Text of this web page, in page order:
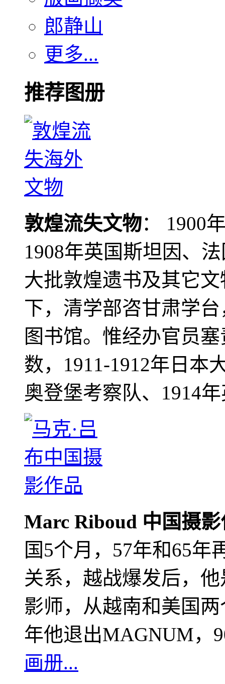
郎静山
更多...
推荐图册
敦煌流失文物： 1900
1908年英国斯坦因、
大批敦煌遗书及其它
下，清学部咨甘肃学
图书馆。惟经办官员
数，1911-1912年日本
奥登堡考察队、1914
Marc Riboud 中国摄
国5个月，57年和65年
关系，越战爆发后，
影师，从越南和美国
年他退出MAGNUM，
画册...